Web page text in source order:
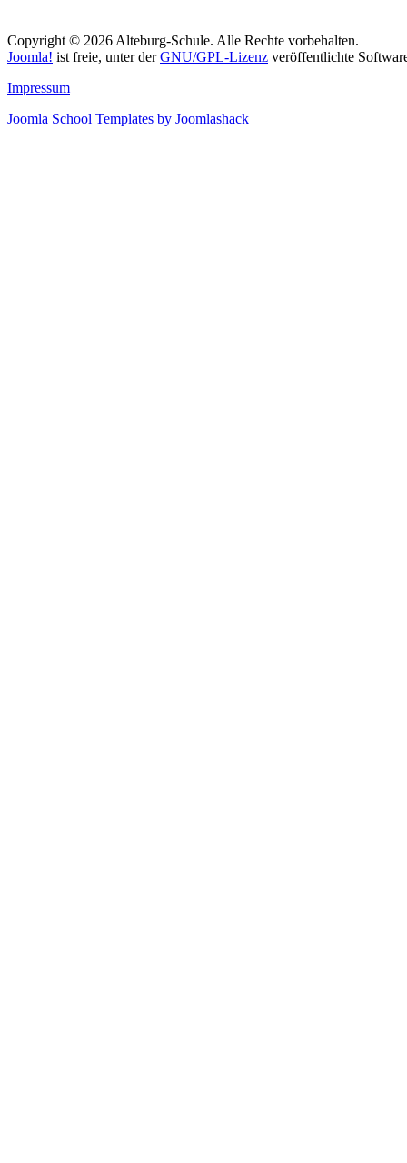
Copyright © 2026 Alteburg-Schule. Alle Rechte vorbehalten.
Joomla! ist freie, unter derGNU/GPL-Lizenz veröffentlichte
Impressum
Joomla School Templates by Joomlashack